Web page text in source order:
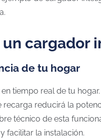
un cargador
de tu hogar
tiempo real de tu
reducirá la
técnico de esta
facilitar la instalación.